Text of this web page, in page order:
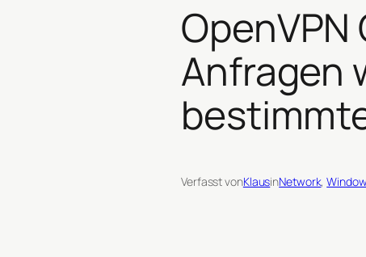
Anfragen
Verfasst vonKlausinNetwork,